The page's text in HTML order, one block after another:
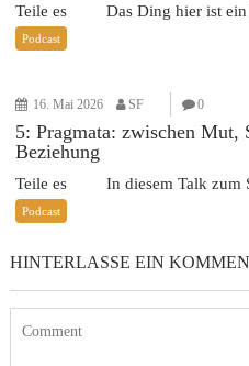
Teile es Das Ding hier ist ein
Podcast
16. Mai 2026 SF 0
5: Pragmata: zwischen Mut,
Beziehung
Teile es In diesem Talk zum
Podcast
HINTERLASSE EIN